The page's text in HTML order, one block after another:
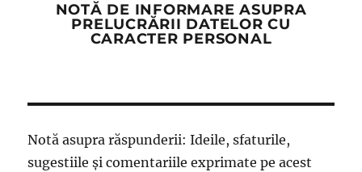
NOTĂ DE INFORMARE ASUPRA
PRELUCRĂRII DATELOR CU
CARACTER PERSONAL
Notă asupra răspunderii: Ideile, sfaturile,
sugestiile și comentariile exprimate pe acest